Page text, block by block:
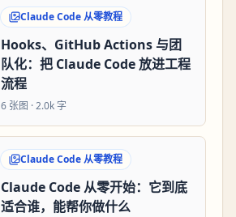
Claude Code 从零教程
Hooks、GitHub Actions 与团
队化：把 Claude Code 放进工程
流程
6 张图 ·2.0k 字
Claude Code 从零教程
Claude Code 从零开始：它到底
适合谁，能帮你做什么